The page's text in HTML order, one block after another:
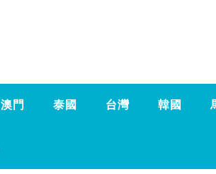
澳門 泰國 台灣 韓國